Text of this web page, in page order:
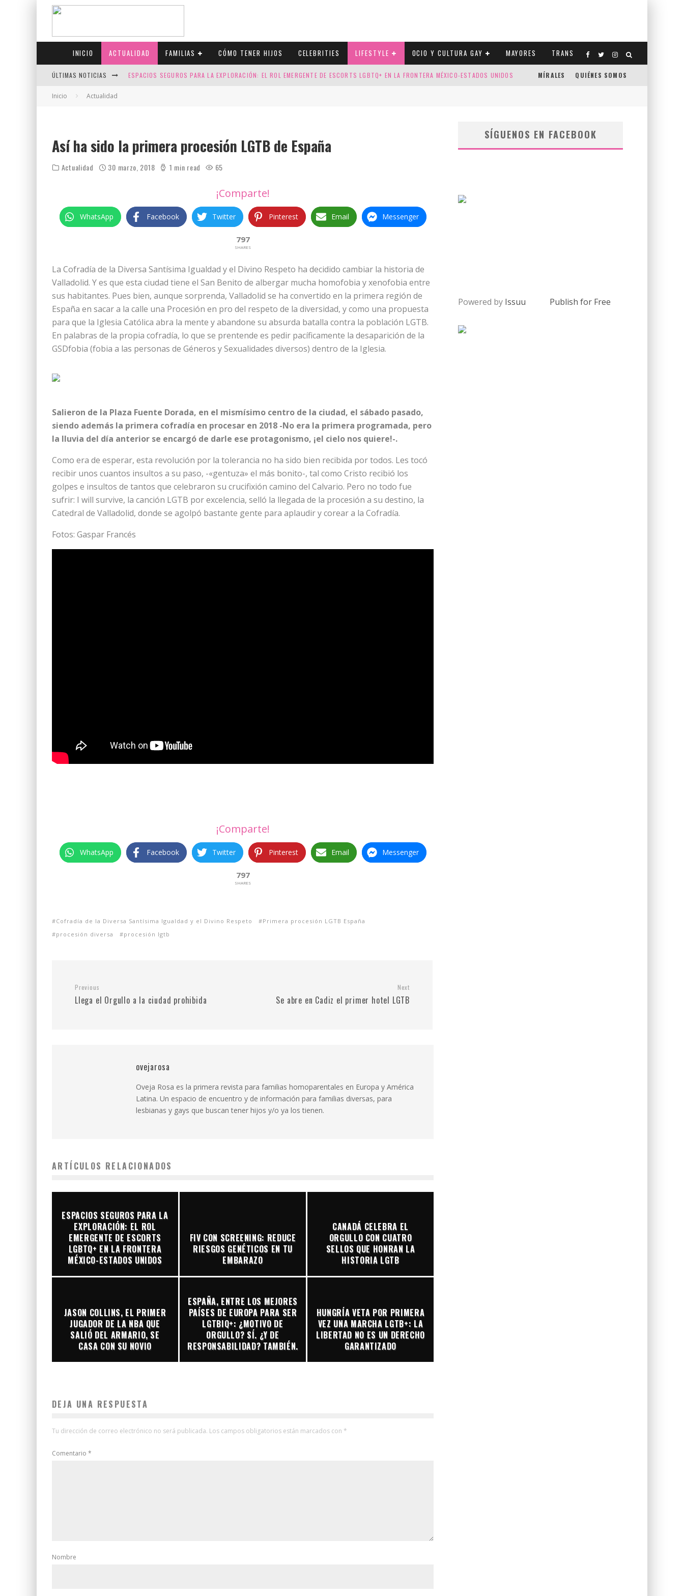
INICIO ACTUALIDAD FAMILIAS CÓMO TENER HIJOS CELEBRITIES LIFESTYLE OCIO Y CULTURA GAY MAYORES TRANS
ÚLTIMAS NOTICIAS ESPACIOS SEGUROS PARA LA EXPLORACIÓN: EL ROL EMERGENTE DE ESCORTS LGBTQ+ EN LA FRONTERA MÉXICO-ESTADOS UNIDOS MÍRALES QUIÉNES SOMOS
Inicio Actualidad
Así ha sido la primera procesión LGTB de España
Actualidad 30 marzo, 2018 1 min read 65
¡Comparte!
WhatsApp Facebook Twitter Pinterest Email Messenger
797
SHARES
La Cofradía de la Diversa Santísima Igualdad y el Divino Respeto ha decidido cambiar la historia de
Valladolid. Y es que esta ciudad tiene el San Benito de albergar mucha homofobia y xenofobia entre
sus habitantes. Pues bien, aunque sorprenda, Valladolid se ha convertido en la primera región de
España en sacar a la calle una Procesión en pro del respeto de la diversidad, y como una propuesta
para que la Iglesia Católica abra la mente y abandone su absurda batalla contra la población LGTB.
En palabras de la propia cofradía, lo que se prentende es pedir pacíficamente la desaparición de la
GSDfobia (fobia a las personas de Géneros y Sexualidades diversos) dentro de la Iglesia.
Salieron de la Plaza Fuente Dorada, en el mismísimo centro de la ciudad, el sábado pasado,
siendo además la primera cofradía en procesar en 2018 -No era la primera programada, pero
la lluvia del día anterior se encargó de darle ese protagonismo, ¡el cielo nos quiere!-.
Como era de esperar, esta revolución por la tolerancia no ha sido bien recibida por todos. Les tocó
recibir unos cuantos insultos a su paso, -«gentuza» el más bonito-, tal como Cristo recibió los
golpes e insultos de tantos que celebraron su crucifixión camino del Calvario. Pero no todo fue
sufrir: I will survive, la canción LGTB por excelencia, selló la llegada de la procesión a su destino, la
Catedral de Valladolid, donde se agolpó bastante gente para aplaudir y corear a la Cofradía.
Fotos: Gaspar Francés
¡Comparte!
WhatsApp Facebook Twitter Pinterest Email Messenger
797
SHARES
Cofradía de la Diversa Santísima Igualdad y el Divino Respeto
Primera procesión LGTB España
procesión diversa
procesión lgtb
Previous
Llega el Orgullo a la ciudad prohibida
Next
Se abre en Cadiz el primer hotel LGTB
ovejarosa
Oveja Rosa es la primera revista para familias homoparentales en Europa y América
Latina. Un espacio de encuentro y de información para familias diversas, para
lesbianas y gays que buscan tener hijos y/o ya los tienen.
ARTÍCULOS RELACIONADOS
ESPACIOS SEGUROS PARA LA
EXPLORACIÓN: EL ROL
EMERGENTE DE ESCORTS
LGBTQ+ EN LA FRONTERA
MÉXICO-ESTADOS UNIDOS
FIV CON SCREENING: REDUCE
RIESGOS GENÉTICOS EN TU
EMBARAZO
CANADÁ CELEBRA EL
ORGULLO CON CUATRO
SELLOS QUE HONRAN LA
HISTORIA LGTB
JASON COLLINS, EL PRIMER
JUGADOR DE LA NBA QUE
SALIÓ DEL ARMARIO, SE
CASA CON SU NOVIO
ESPAÑA, ENTRE LOS MEJORES
PAÍSES DE EUROPA PARA SER
LGTBIQ+: ¿MOTIVO DE
ORGULLO? SÍ. ¿Y DE
RESPONSABILIDAD? TAMBIÉN.
HUNGRÍA VETA POR PRIMERA
VEZ UNA MARCHA LGTB+: LA
LIBERTAD NO ES UN DERECHO
GARANTIZADO
DEJA UNA RESPUESTA
Tu dirección de correo electrónico no será publicada. Los campos obligatorios están marcados con *
Comentario *
Nombre
SÍGUENOS EN FACEBOOK
Powered by Issuu Publish for Free